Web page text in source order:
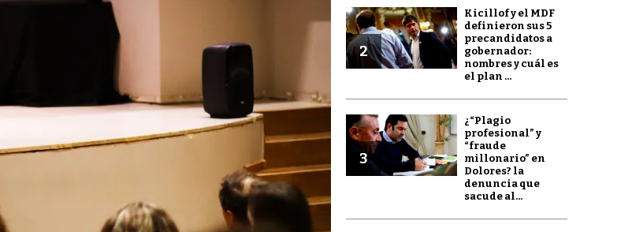
2
Kicillof y el MDF
definieron sus 5
precandidatos a
gobernador:
nombres y cuál es
el plan ...
3
¿“Plagio
profesional” y
“fraude
millonario” en
Dolores? la
denuncia que
sacude al...